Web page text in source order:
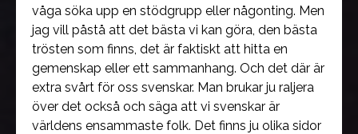
våga söka upp en stödgrupp eller någonting. Men
jag vill påstå att det bästa vi kan göra, den bästa
trösten som finns, det är faktiskt att hitta en
gemenskap eller ett sammanhang. Och det där är
extra svårt för oss svenskar. Man brukar ju raljera
över det också och säga att vi svenskar är
världens ensammaste folk. Det finns ju olika sidor